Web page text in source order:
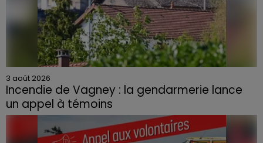
3 août 2026
Incendie de Vagney : la gendarmerie lance
un appel à témoins
Le feu, parti d'une haie avant de se propager au
quartier résidentiel, avait détruit deux habitations et